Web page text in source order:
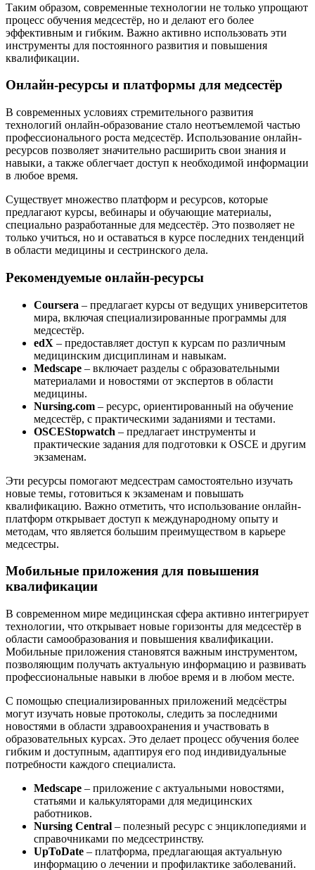
Таким образом, современные технологии не только упрощают
процесс обучения медсестёр, но и делают его более
эффективным и гибким. Важно активно использовать эти
инструменты для постоянного развития и повышения
квалификации.
Онлайн-ресурсы и платформы для медсестёр
В современных условиях стремительного развития
технологий онлайн-образование стало неотъемлемой частью
профессионального роста медсестёр. Использование онлайн-
ресурсов позволяет значительно расширить свои знания и
навыки, а также облегчает доступ к необходимой информации
в любое время.
Существует множество платформ и ресурсов, которые
предлагают курсы, вебинары и обучающие материалы,
специально разработанные для медсестёр. Это позволяет не
только учиться, но и оставаться в курсе последних тенденций
в области медицины и сестринского дела.
Рекомендуемые онлайн-ресурсы
Coursera – предлагает курсы от ведущих университетов
мира, включая специализированные программы для
медсестёр.
edX – предоставляет доступ к курсам по различным
медицинским дисциплинам и навыкам.
Medscape – включает разделы с образовательными
материалами и новостями от экспертов в области
медицины.
Nursing.com – ресурс, ориентированный на обучение
медсестёр, с практическими заданиями и тестами.
OSCEStopwatch – предлагает инструменты и
практические задания для подготовки к OSCE и другим
экзаменам.
Эти ресурсы помогают медсестрам самостоятельно изучать
новые темы, готовиться к экзаменам и повышать
квалификацию. Важно отметить, что использование онлайн-
платформ открывает доступ к международному опыту и
методам, что является большим преимуществом в карьере
медсестры.
Мобильные приложения для повышения
квалификации
В современном мире медицинская сфера активно интегрирует
технологии, что открывает новые горизонты для медсестёр в
области самообразования и повышения квалификации.
Мобильные приложения становятся важным инструментом,
позволяющим получать актуальную информацию и развивать
профессиональные навыки в любое время и в любом месте.
С помощью специализированных приложений медсёстры
могут изучать новые протоколы, следить за последними
новостями в области здравоохранения и участвовать в
образовательных курсах. Это делает процесс обучения более
гибким и доступным, адаптируя его под индивидуальные
потребности каждого специалиста.
Medscape – приложение с актуальными новостями,
статьями и калькуляторами для медицинских
работников.
Nursing Central – полезный ресурс с энциклопедиями и
справочниками по медсестринству.
UpToDate – платформа, предлагающая актуальную
информацию о лечении и профилактике заболеваний.